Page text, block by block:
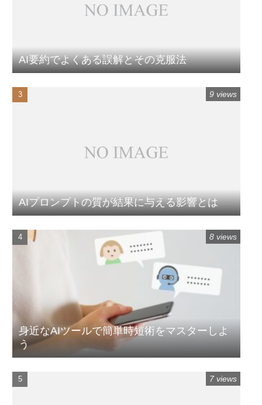
AI要約でよくある誤解とその克服法
AIプロンプトの質が結果に与える影響とは
9 views
身近なAIツールで簡単時短術をマスターしよ
う
8 views
7 views